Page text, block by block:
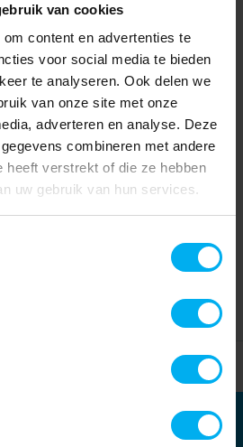
van cookies
content en advertenties te
voor social media te bieden
te analyseren. Ook delen we
van onze site met onze
adverteren en analyse. Deze
combineren met andere
heeft verstrekt of die ze hebben
uw gebruik van hun services.